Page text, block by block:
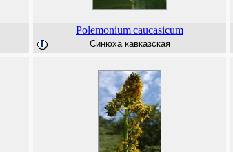
Polemoniumcaucasicum
Синюха кавказская